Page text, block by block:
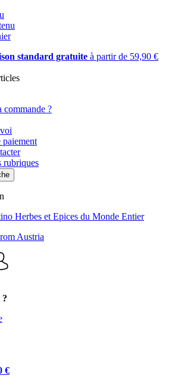
standard gratuite à partir de 59,90 €
commande ?
paiement
rubriques
Herbes et Epices du Monde Entier
?
€